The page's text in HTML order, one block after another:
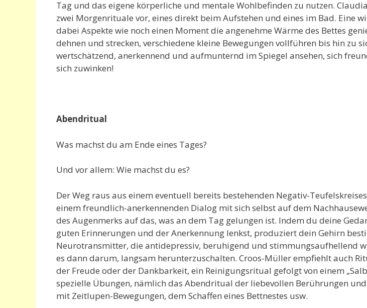
Tag und das eigene körperliche und mentale Wohlbefinden zu nutzen.
zwei Morgenrituale vor, eines direkt beim Aufstehen und eines im Bad. Eine
dabei Aspekte wie noch einen Moment die angenehme Wärme des Bettes
dehnen und strecken, verschiedene kleine Bewegungen vollführen bis hin zu
wertschätzend, anerkennend und aufmunternd im Spiegel ansehen, sich
sich zuwinken!
Abendritual
Was machst du am Ende eines Tages?
Und vor allem: Wie machst du es?
Der Weg raus aus einem eventuell bereits bestehenden Negativ-
einem freundlich-anerkennenden Dialog mit sich selbst auf dem
des Augenmerks auf das, was an dem Tag gelungen ist. Indem du deine
guten Erinnerungen und der Anerkennung lenkst, produziert dein Gehirn
Neurotransmitter, die antidepressiv, beruhigend und stimmungsaufhellend
es dann darum, langsam herunterzuschalten. Croos-Müller empfiehlt auch
der Freude oder der Dankbarkeit, ein Reinigungsritual gefolgt von einem
spezielle Übungen, nämlich das Abendritual der liebevollen Berührungen
mit Zeitlupen-Bewegungen, dem Schaffen eines Bettnestes usw.